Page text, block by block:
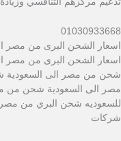
01030933668
اسعار الشحن البرى من مصر
اسعار الشحن البرى من مصر
شحن من مصر الى
مصر الى السعودية شحن من
للسعوديه شحن البري من
شركات